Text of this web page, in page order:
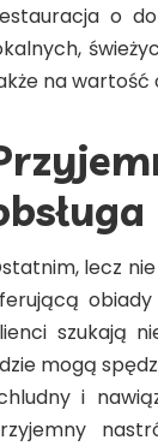
o
na wartość
lecz
szukają
mogą
i